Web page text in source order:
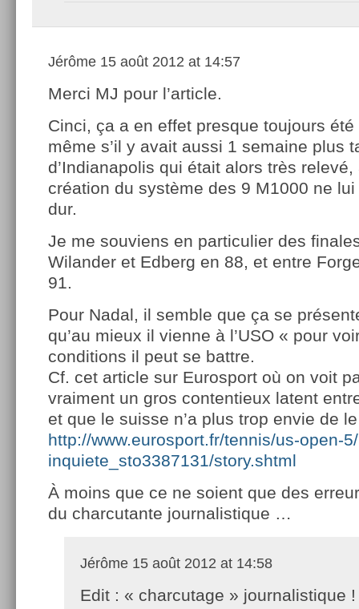
Jérôme 15 août 2012 at 14:57
Merci MJ pour l’article.
Cinci, ça a en effet presque toujours
même s’il y avait aussi 1 semaine plus
d’Indianapolis qui était alors très
création du système des 9 M1000 ne
dur.
Je me souviens en particulier des
Wilander et Edberg en 88, et entre
91.
Pour Nadal, il semble que ça se
qu’au mieux il vienne à l’USO « pour
conditions il peut se battre.
Cf. cet article sur Eurosport où on voit
vraiment un gros contentieux latent
et que le suisse n’a plus trop envie de
http://www.eurosport.fr/tennis/us-open-
inquiete_sto3387131/story.shtml
À moins que ce ne soient que des
du charcutante journalistique …
Jérôme 15 août 2012 at 14:58
Edit : « charcutage » journalistique !